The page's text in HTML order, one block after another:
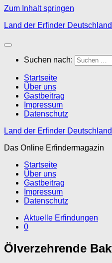
Zum Inhalt springen
Land der Erfinder Deutschland
Suchen nach:
Startseite
Über uns
Gastbeitrag
Impressum
Datenschutz
Land der Erfinder Deutschland
Das Online Erfindermagazin
Startseite
Über uns
Gastbeitrag
Impressum
Datenschutz
Aktuelle Erfindungen
0
Ölverzehrende